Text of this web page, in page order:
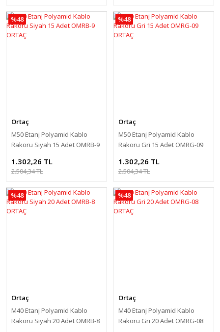
%48
Ortaç
M50 Etanj Polyamid Kablo
Rakoru Siyah 15 Adet OMRB-9
1.302,26 TL
2.504,34 TL
%48
Ortaç
M50 Etanj Polyamid Kablo
Rakoru Gri 15 Adet OMRG-09
1.302,26 TL
2.504,34 TL
%48
Ortaç
M40 Etanj Polyamid Kablo
Rakoru Siyah 20 Adet OMRB-8
%48
Ortaç
M40 Etanj Polyamid Kablo
Rakoru Gri 20 Adet OMRG-08